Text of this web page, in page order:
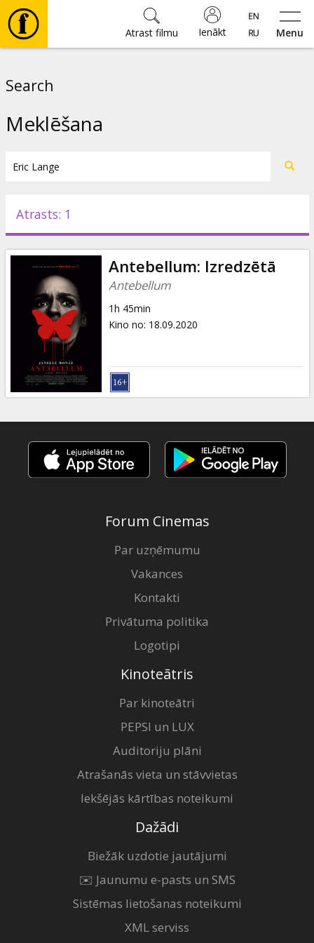
Menu
Ienākt
Atrast filmu
Pasākumi
Ziņas
Dāvanu
kartes
Uzkodas
B2B
Kino
Klubs
Search
Meklēšana
Atrasts: 1
Antebellum: Izredzētā
Antebellum
1h 45min
Kino no: 18.09.2020
Forum Cinemas
Par uzņēmumu
Vakances
Kontakti
Privātuma politika
Logotipi
Kinoteātris
Par kinoteātri
PEPSI un LUX
Auditoriju plāni
Atrašanās vieta un stāvvietas
Iekšējās kārtības noteikumi
Dažādi
Biežāk uzdotie jautājumi
✉️ Jaunumu e-pasts un SMS
Sistēmas lietošanas noteikumi
XML serviss